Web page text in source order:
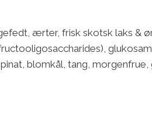
ærter, frisk skotsk laks &
blomkål, tang, morgenfrue,